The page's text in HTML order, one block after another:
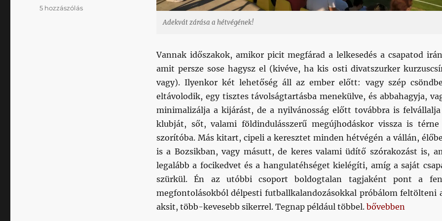
Adekvát zárása a hétvégének!
Vannak időszakok, amikor picit megfárad a lelkesedés a csapatod
amit persze sose hagysz el (kivéve, ha kis osti divatszurker
vagy). Ilyenkor két lehetőség áll az ember előtt: vagy szép
eltávolodik, egy tisztes távolságtartásba menekülve, és abbahagyja,
minimalizálja a kijárást, de a nyilvánosság előtt továbbra is
klubját, sőt, valami földindulásszerű megújhodáskor vissza is térne
szorítóba. Más kitart, cipeli a keresztet minden hétvégén a vállán,
is a Bozsikban, vagy másutt, de keres valami üdítő szórakozást is,
legalább a focikedvet és a hangulatéhséget kielégíti, amíg a saját
szürkül. Én az utóbbi csoport boldogtalan tagjaként pont a
megfontolásokból délpesti futballkalandozásokkal próbálom feltölteni
aksit, több-kevesebb sikerrel. Tegnap például többel. „Délpesti
bővebben
5 hozzászólásDélpesti